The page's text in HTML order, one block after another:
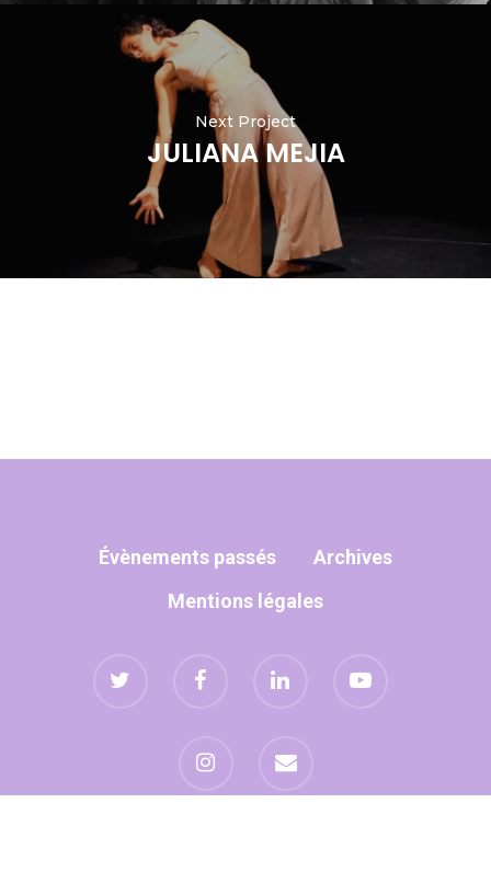
Next Project
JULIANA MEJIA
Évènements passés
Archives
Mentions légales